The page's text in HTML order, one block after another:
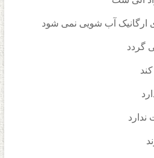
ارگانیک آب شویی نمی شود
گردد